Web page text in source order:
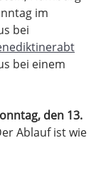
im
bei
bei einem
den 13.
Ablauf ist wie